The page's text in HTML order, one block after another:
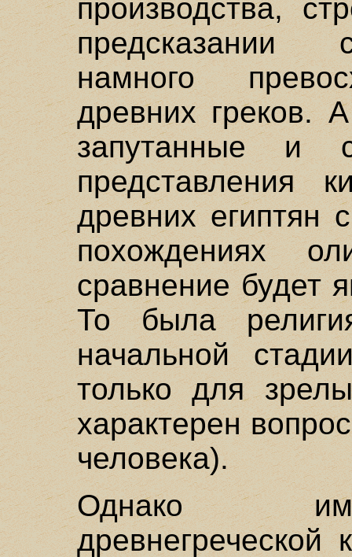
производства,
предсказании
намного
древних греков.
запутанные и
представления
древних египтян
похождениях
сравнение будет
То была
начальной
только для
характерен
человека).
Однако
древнегреческой